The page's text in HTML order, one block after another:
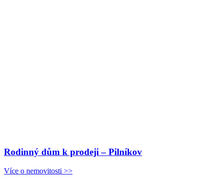
Rodinný dům k prodeji – Pilníkov
Více o nemovitosti >>